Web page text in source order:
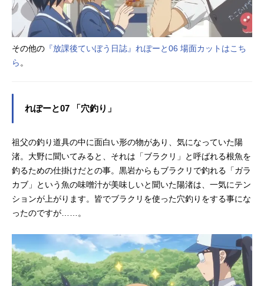
その他の 『放課後ていぼう日誌』れぽーと06 場面カットはこち
ら 。
れぽーと07 「穴釣り」
祖父の釣り道具の中に面白い形の物があり、気になっていた陽
渚。大野に聞いてみると、それは「ブラクリ」と呼ばれる根魚を
釣るための仕掛けだとの事。黒岩からもブラクリで釣れる「ガラ
カブ」という魚の味噌汁が美味しいと聞いた陽渚は、⼀気にテン
ションが上がります。皆でブラクリを使った穴釣りをする事にな
ったのですが……。